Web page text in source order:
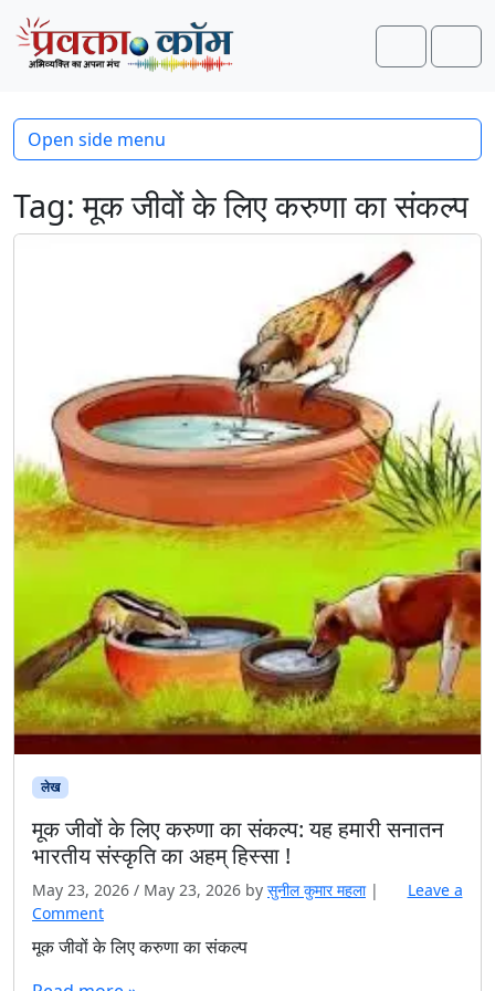
Skip to content
Skip to footer
Search
Tag:मूक जीवों के लिए करुणा का संकल्प
लेख
मूक जीवों के लिए करुणा का संकल्प: यह हमारी सनातन
भारतीय संस्कृति का अहम् हिस्सा !
May 23, 2026 / May 23, 2026 by सुनील कुमार महला |
Leave a
Comment
मूक जीवों के लिए करुणा का संकल्प
Open side menu